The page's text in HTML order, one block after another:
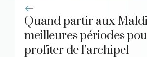
Quand partir aux
meilleures périodes
profiter de l’archipel